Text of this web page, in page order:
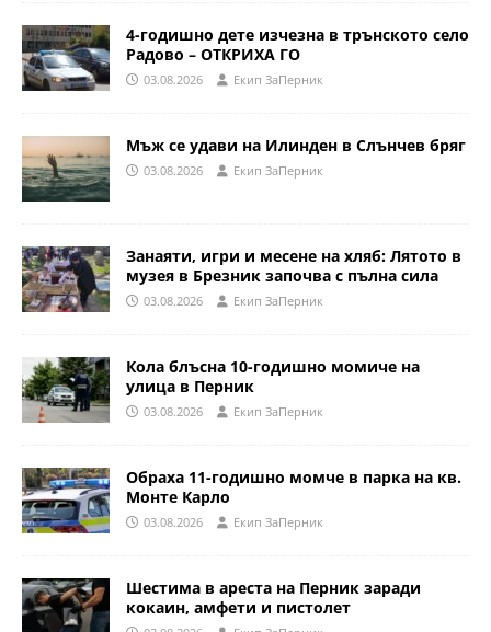
4-годишно дете изчезна в трънското село
Радово – ОТКРИХА ГО
03.08.2026 Eкип ЗаПерник
Мъж се удави на Илинден в Слънчев бряг
03.08.2026 Eкип ЗаПерник
Занаяти, игри и месене на хляб: Лятото в
музея в Брезник започва с пълна сила
03.08.2026 Eкип ЗаПерник
Кола блъсна 10-годишно момиче на
улица в Перник
03.08.2026 Eкип ЗаПерник
Обраха 11-годишно момче в парка на кв.
Монте Карло
03.08.2026 Eкип ЗаПерник
Шестима в ареста на Перник заради
кокаин, амфети и пистолет